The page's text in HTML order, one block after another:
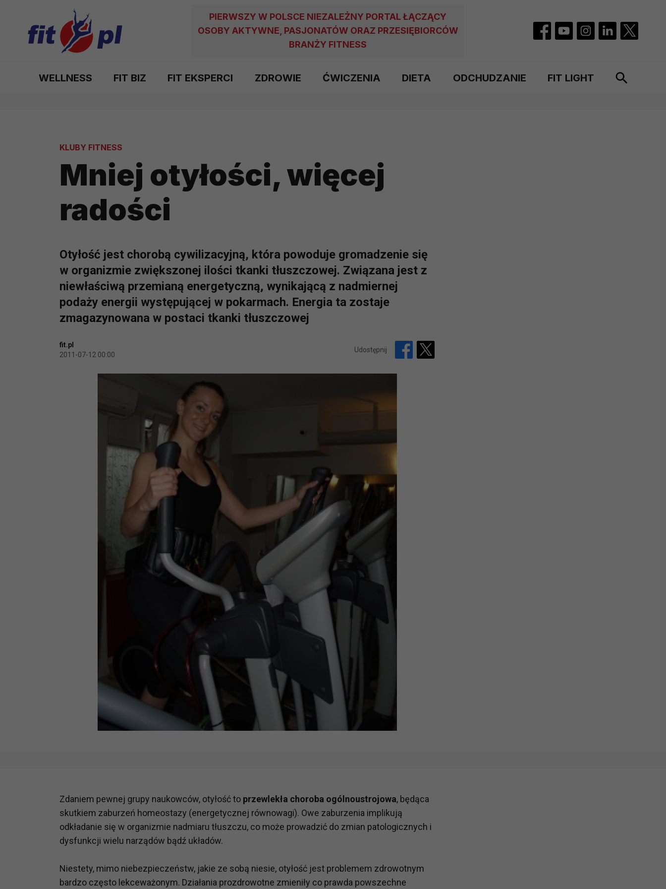
PIERWSZY W POLSCE NIEZALEŻNY PORTAL ŁĄCZĄCY
OSOBY AKTYWNE, PASJONATÓW ORAZ PRZESIĘBIORCÓW
BRANŻY FITNESS
WELLNESS FIT BIZ FIT EKSPERCI ZDROWIE ĆWICZENIA DIETA ODCHUDZANIE FIT LIGHT
KLUBY FITNESS
Mniej otyłości, więcej
radości
Otyłość jest chorobą cywilizacyjną, która powoduje gromadzenie się
w organizmie zwiększonej ilości tkanki tłuszczowej. Związana jest z
niewłaściwą przemianą energetyczną, wynikającą z nadmiernej
podaży energii występującej w pokarmach. Energia ta zostaje
zmagazynowana w postaci tkanki tłuszczowej
fit.pl
2011-07-12 00:00
Udostępnij
Zdaniem pewnej grupy naukowców, otyłość to przewlekła choroba ogólnoustrojowa, będąca
skutkiem zaburzeń homeostazy (energetycznej równowagi). Owe zaburzenia implikują
odkładanie się w organizmie nadmiaru tłuszczu, co może prowadzić do zmian patologicznych i
dysfunkcji wielu narządów bądź układów.
Niestety, mimo niebezpieczeństw, jakie ze sobą niesie, otyłość jest problemem zdrowotnym
bardzo często lekceważonym. Działania prozdrowotne zmieniły co prawda powszechne